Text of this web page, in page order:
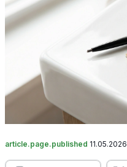
article.page.published 11.05.2026